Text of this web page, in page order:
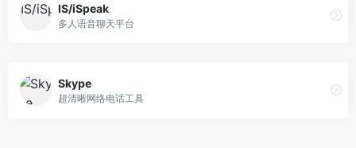
IS/iSpeak
多人语音聊天平台
Skype
超清晰网络电话工具